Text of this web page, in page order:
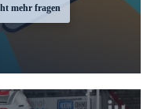
mehr fragen